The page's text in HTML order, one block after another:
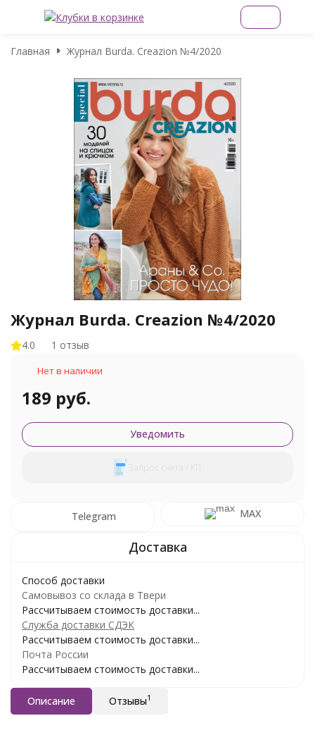
Главная Журнал Burda. Creazion №4/2020
Журнал Burda. Creazion №4/2020
4.0 1 отзыв
Нет в наличии
189 руб.
Уведомить
Telegram MAX
Способ доставки
Самовывоз со склада в Твери
Рассчитываем стоимость доставки...
Служба доставки СДЭК
Рассчитываем стоимость доставки...
Почта России
Рассчитываем стоимость доставки...
Описание Отзывы1